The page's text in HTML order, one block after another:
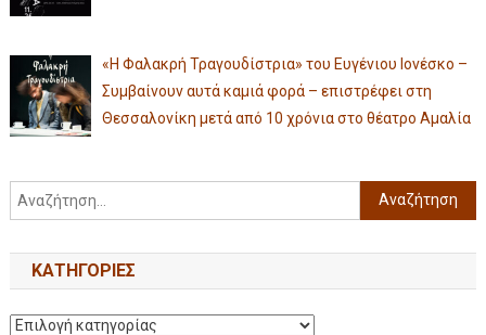
«Η Φαλακρή Τραγουδίστρια» του Ευγένιου Ιονέσκο –
Συμβαίνουν αυτά καμιά φορά – επιστρέφει στη
Θεσσαλονίκη μετά από 10 χρόνια στο θέατρο Αμαλία
KΑΤΗΓΟΡΊΕΣ